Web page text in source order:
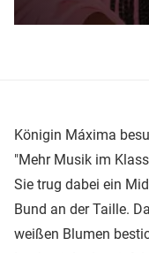
Königin Máxima
"Mehr Musik im
Sie trug dabei ein
Bund an der Taille.
weißen Blumen